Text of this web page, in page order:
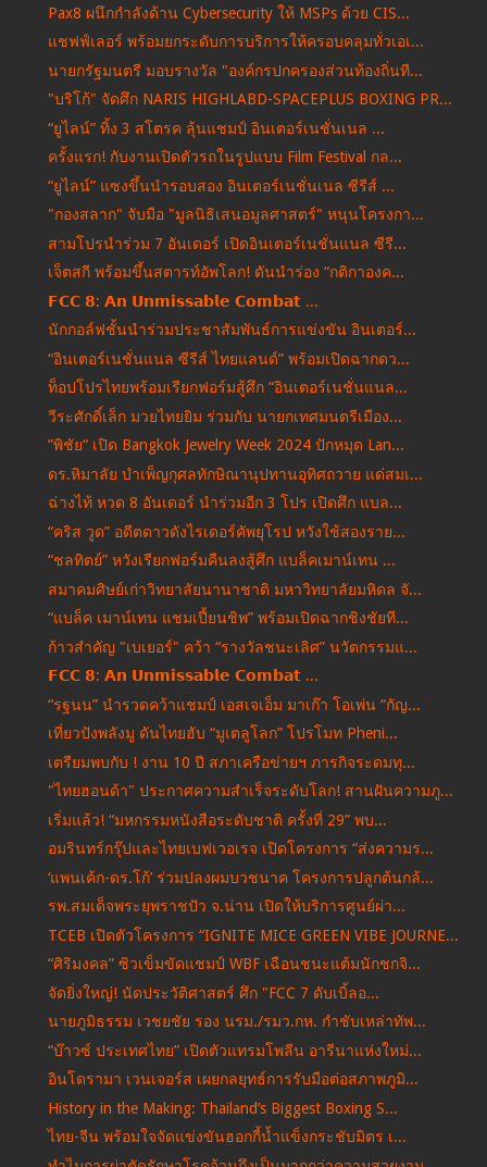
Pax8 ผนึกกำลังด้าน Cybersecurity ให้ MSPs ด้วย CIS...
แชฟฟ์เลอร์ พร้อมยกระดับการบริการให้ครอบคลุมทั่วเอเ...
นายกรัฐมนตรี มอบรางวัล "องค์กรปกครองส่วนท้องถิ่นที...
"บริโก้" จัดศึก NARIS HIGHLABD-SPACEPLUS BOXING PR...
“ยูไลน์” ทิ้ง 3 สโตรค ลุ้นแชมป์ อินเตอร์เนชั่นเนล ...
ครั้งแรก! กับงานเปิดตัวรถในรูปแบบ Film Festival กล...
“ยูไลน์” แซงขึ้นนำรอบสอง อินเตอร์เนชั่นเนล ซีรีส์ ...
"กองสลาก" จับมือ "มูลนิธิเสนอมูลศาสตร์" หนุนโครงกา...
สามโปรนำร่วม 7 อันเดอร์ เปิดอินเตอร์เนชั่นแนล ซีรี...
เจ็ตสกี พร้อมขึ้นสตารท์อัพโลก! ดันนำร่อง “กติกาองค...
𝗙𝗖𝗖 𝟴: 𝗔𝗻 𝗨𝗻𝗺𝗶𝘀𝘀𝗮𝗯𝗹𝗲 𝗖𝗼𝗺𝗯𝗮𝘁 ...
นักกอล์ฟชั้นนำร่วมประชาสัมพันธ์การแข่งขัน อินเตอร์...
“อินเตอร์เนชั่นแนล ซีรีส์ ไทยแลนด์” พร้อมเปิดฉากดว...
ท็อปโปรไทยพร้อมเรียกฟอร์มสู้ศึก “อินเตอร์เนชั่นแนล...
วีระศักดิ์เล็ก มวยไทยยิม ร่วมกับ นายกเทศมนตรีเมือง...
”พิชัย“ เปิด Bangkok Jewelry Week 2024 ปักหมุด Lan...
ดร.หิมาลัย บำเพ็ญกุศลทักษิณานุปทานอุทิศถวาย แด่สมเ...
ฉ่างไท้ หวด 8 อันเดอร์ นำร่วมอีก 3 โปร เปิดศึก แบล...
“คริส วูด” อดีตดาวดังไรเดอร์คัพยุโรป หวังใช้สองราย...
“ชลทิตย์” หวังเรียกฟอร์มคืนลงสู้ศึก แบล็คเมาน์เทน ...
สมาคมศิษย์เก่าวิทยาลัยนานาชาติ มหาวิทยาลัยมหิดล จั...
“แบล็ค เมาน์เทน แชมเปี้ยนชิพ” พร้อมเปิดฉากชิงชัยที...
ก้าวสำคัญ "เบเยอร์" คว้า “รางวัลชนะเลิศ” นวัตกรรมแ...
𝗙𝗖𝗖 𝟴: 𝗔𝗻 𝗨𝗻𝗺𝗶𝘀𝘀𝗮𝗯𝗹𝗲 𝗖𝗼𝗺𝗯𝗮𝘁 ...
“รฐนน” นำรวดคว้าแชมป์ เอสเจเอ็ม มาเก๊า โอเพ่น “กัญ...
เที่ยวปังพลังมู ดันไทยฮับ “มูเตลูโลก” โปรโมท Pheni...
เตรียมพบกับ ! งาน 10 ปี สภาเครือข่ายฯ ภารกิจระดมทุ...
"ไทยฮอนด้า" ประกาศความสำเร็จระดับโลก! สานฝันความภู...
เริ่มแล้ว! “มหกรรมหนังสือระดับชาติ ครั้งที่ 29” พบ...
อมรินทร์กรุ๊ปและไทยเบฟเวอเรจ เปิดโครงการ “ส่งความร...
‘แพนเค้ก-ดร.โก้’ ร่วมปลงผมบวชนาค โครงการปลูกต้นกล้...
รพ.สมเด็จพระยุพราชปัว จ.น่าน เปิดให้บริการศูนย์ผ่า...
TCEB เปิดตัวโครงการ “IGNITE MICE GREEN VIBE JOURNE...
“ศิริมงคล” ซิวเข็มขัดแชมป์ WBF เฉือนชนะแต้มนักชกจิ...
จัดยิ่งใหญ่! นัดประวัติศาสตร์ ศึก "FCC 7 ดับเบิ้ลอ...
นายภูมิธรรม เวชยชัย รอง นรม./รมว.กห. กำชับเหล่าทัพ...
“บ๊าวซ์ ประเทศไทย” เปิดตัวแทรมโพลีน อารีนาแห่งใหม่...
อินโดรามา เวนเจอร์ส เผยกลยุทธ์การรับมือต่อสภาพภูมิ...
History in the Making: Thailand’s Biggest Boxing S...
ไทย-จีน พร้อมใจจัดแข่งขันฮอกกี้น้ำแข็งกระชับมิตร เ...